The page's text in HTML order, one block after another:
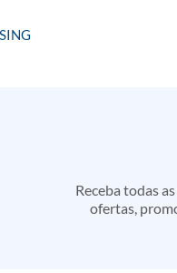
Receba todas
ofertas,